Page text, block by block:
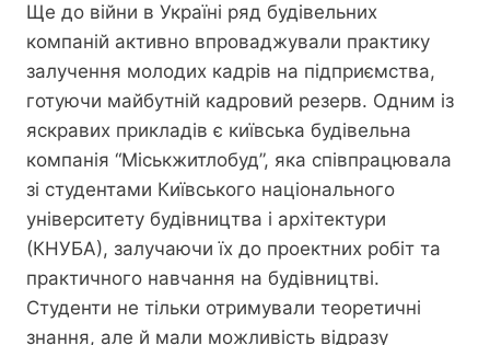
Ще до війни в Україні ряд будівельних
компаній активно впроваджували практику
залучення молодих кадрів на підприємства,
готуючи майбутній кадровий резерв. Одним із
яскравих прикладів є київська будівельна
компанія “Міськжитлобуд”, яка співпрацювала
зі студентами Київського національного
університету будівництва і архітектури
(КНУБА), залучаючи їх до проектних робіт та
практичного навчання на будівництві.
Студенти не тільки отримували теоретичні
знання, але й мали можливість відразу